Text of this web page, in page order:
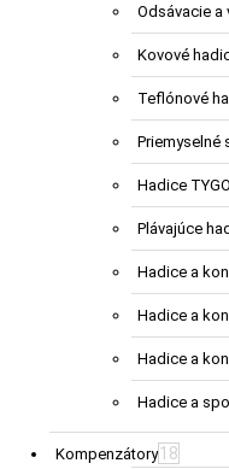
Odsávacie a
Kovové
Teflónové
Priemyselné
Hadice
Plávajúce
Hadice a
Hadice a
Hadice a
Hadice a
Kompenzátory 18